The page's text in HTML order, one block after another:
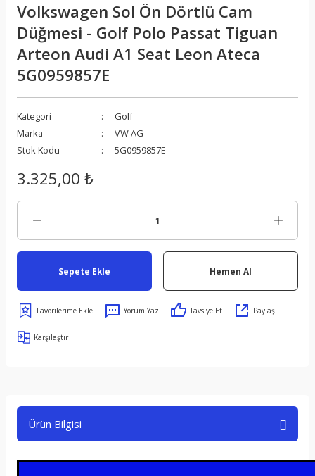
Volkswagen Sol Ön Dörtlü Cam
Düğmesi - Golf Polo Passat Tiguan
Arteon Audi A1 Seat Leon Ateca
5G0959857E
Kategori
Golf
Marka
VW AG
Stok Kodu
5G0959857E
3.325,00 ₺
Sepete Ekle Hemen Al
Yorum Yaz Tavsiye Et Paylaş
Karşılaştır
Ürün Bilgisi